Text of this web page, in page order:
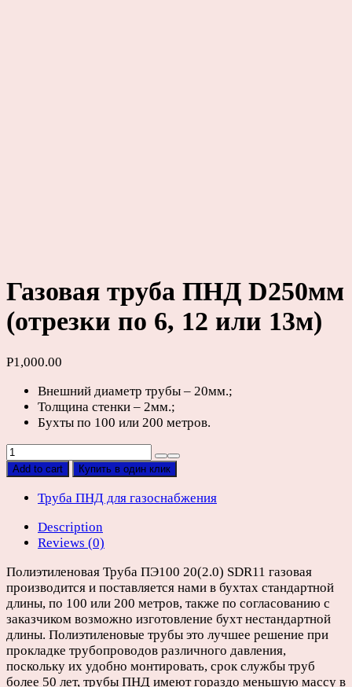
Газовая труба ПНД D250мм
(отрезки по 6, 12 или 13м)
Р1,000.00
Внешний диаметр трубы – 20мм.;
Толщина стенки – 2мм.;
Бухты по 100 или 200 метров.
Газовая
труба
D250мм
или
13м)
quantity
Add to cart Купить в один клик
Труба ПНД для газоснабжения
Description
Reviews (0)
Полиэтиленовая Труба ПЭ100 20(2.0) SDR11 газовая
производится и поставляется нами в бухтах стандартной
длины, по 100 или 200 метров, также по согласованию с
заказчиком возможно изготовление бухт нестандартной
длины. Полиэтиленовые трубы это лучшее решение при
прокладке трубопроводов различного давления,
поскольку их удобно монтировать, срок службы труб
более 50 лет, трубы ПНД имеют гораздо меньшую массу в